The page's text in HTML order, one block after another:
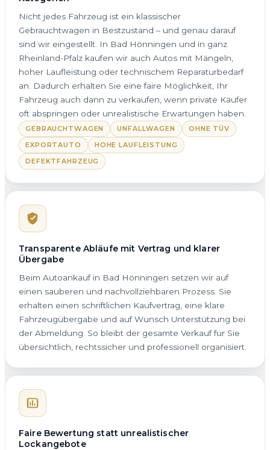
Nicht jedes Fahrzeug ist ein klassischer
Gebrauchtwagen in Bestzustand – und genau darauf
sind wir eingestellt. In Bad Hönningen und in ganz
Rheinland-Pfalz kaufen wir auch Autos mit Mängeln,
hoher Laufleistung oder technischem Reparaturbedarf
an. Dadurch erhalten Sie eine faire Möglichkeit, Ihr
Fahrzeug auch dann zu verkaufen, wenn private Käufer
oft abspringen oder unrealistische Erwartungen haben.
GEBRAUCHTWAGEN UNFALLWAGEN
OHNE TÜV
EXPORTAUTO
HOHE LAUFLEISTUNG
DEFEKTFAHRZEUG
Transparente Abläufe mit Vertrag und klarer
Übergabe
Beim Autoankauf in Bad Hönningen setzen wir auf
einen sauberen und nachvollziehbaren Prozess. Sie
erhalten einen schriftlichen Kaufvertrag, eine klare
Fahrzeugübergabe und auf Wunsch Unterstützung bei
der Abmeldung. So bleibt der gesamte Verkauf für Sie
übersichtlich, rechtssicher und professionell organisiert.
Faire Bewertung statt unrealistischer
Lockangebote